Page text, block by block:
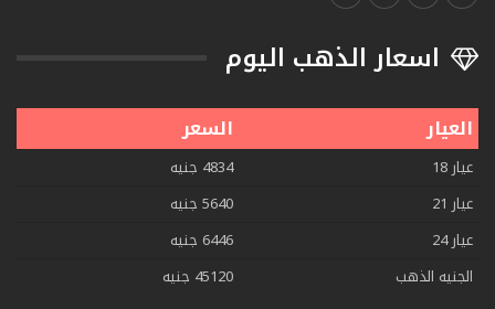
اسعار الذهب اليوم
العيار السعر
عيار 18
4834 جنيه
عيار 21
5640 جنيه
عيار 24
6446 جنيه
الجنيه الذهب
45120 جنيه